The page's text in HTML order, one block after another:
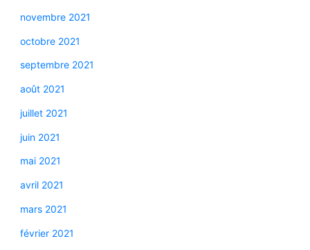
novembre 2021
octobre 2021
septembre 2021
août 2021
juillet 2021
juin 2021
mai 2021
avril 2021
mars 2021
février 2021